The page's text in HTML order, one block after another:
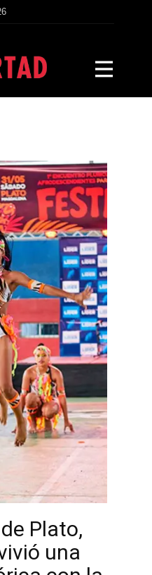
Plato,
una